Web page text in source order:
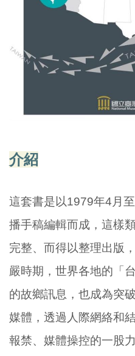
介紹
這套書是以1979年4月
播手稿編輯而成，這樣
完整、而得以整理出版
嚴時期，世界各地的「
的故鄉訊息，也成為突
媒體，透過人際網絡和
報禁、媒體操控的一股